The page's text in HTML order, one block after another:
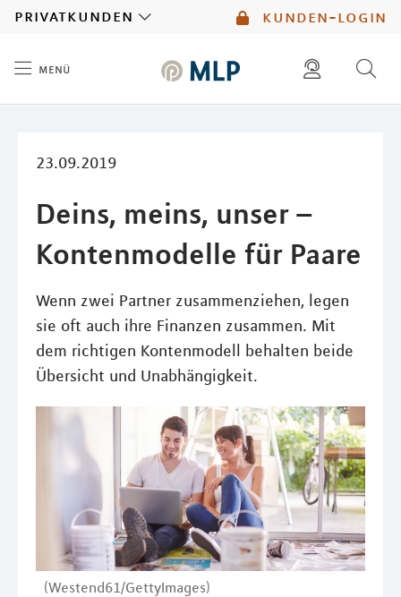
kunden-login
privatkunden
menü
23.09.2019
Deins, meins, unser –
Kontenmodelle für Paare
Wenn zwei Partner zusammenziehen, legen
sie oft auch ihre Finanzen zusammen. Mit
dem richtigen Kontenmodell behalten beide
Übersicht und Unabhängigkeit.
(Westend61/GettyImages)